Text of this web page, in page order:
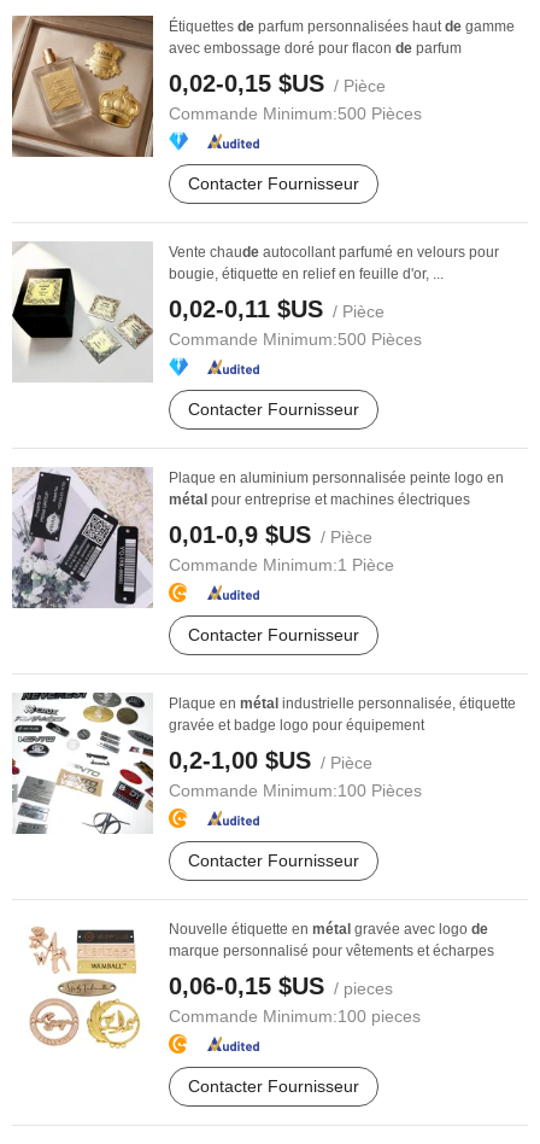
Étiquettes de parfum personnalisées hautde gamme
avec embossage doré pour flacon de parfum
0,02-0,15 $US / Pièce
Commande Minimum:500 Pièces
Contacter Fournisseur
Vente chaude autocollant parfumé en velours pour
bougie, étiquette en relief en feuille d'or, ...
0,02-0,11 $US / Pièce
Commande Minimum:500 Pièces
Contacter Fournisseur
Plaque en aluminium personnalisée peinte logo en
métal pour entreprise et machines électriques
0,01-0,9 $US / Pièce
Commande Minimum:1 Pièce
Contacter Fournisseur
Plaque en métal industrielle personnalisée, étiquette
gravée et badge logo pour équipement
0,2-1,00 $US / Pièce
Commande Minimum:100 Pièces
Contacter Fournisseur
Nouvelle étiquette en métal gravée avec logo de
marque personnalisé pour vêtements et écharpes
0,06-0,15 $US / pieces
Commande Minimum:100 pieces
Contacter Fournisseur